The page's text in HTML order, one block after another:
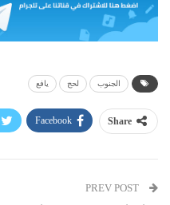
الجنوب لحج يافع
Share
Facebook